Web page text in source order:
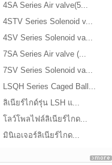
4SA Series Air valve(5...
4STV Series Solenoid v...
4SV Series Solenoid va...
7SA Series Air valve (...
7SV Series Solenoid va...
LSQH Series Caged Ball...
ลิเนียร์ไกด์รุ่น LSH แ...
โลว์โพลไฟล์ลิเนียร์ไกด...
มินิเอเจอร์ลิเนียร์ไกด...